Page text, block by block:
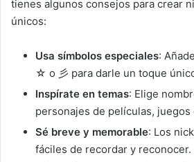
tienes algunos consejos para crear
únicos:
Usa símbolos especiales:
☆ o 彡 para darle un toque
Inspírate en temas: Elige
personajes de películas, juegos
Sé breve y memorable: Los
fáciles de recordar y reconocer.